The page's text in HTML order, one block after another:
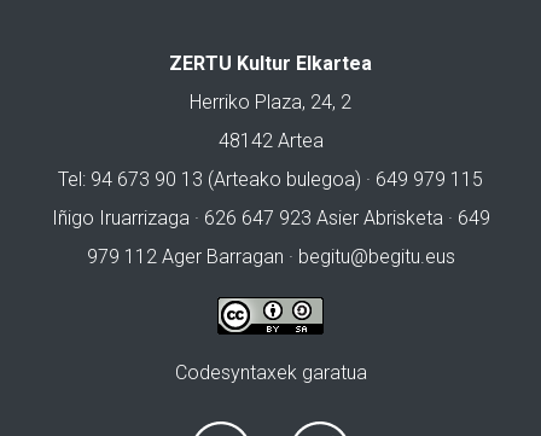
ZERTU Kultur Elkartea
Herriko Plaza, 24, 2
48142 Artea
Tel: 94 673 90 13 (Arteako bulegoa) · 649 979 115
Iñigo Iruarrizaga · 626 647 923 Asier Abrisketa · 649
979 112 Ager Barragan · begitu@begitu.eus
Codesyntaxek garatua